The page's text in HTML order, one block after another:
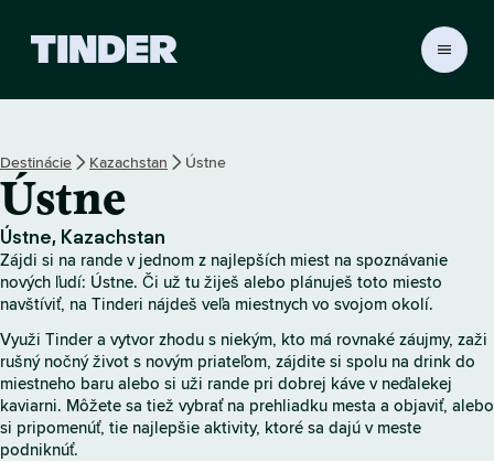
s
b
r
a
o
v
k
a
T
Destinácie Kazachstan Ústne
Ústne
Ústne, Kazachstan
Zájdi si na rande v jednom z najlepších miest na spoznávanie
nových ľudí: Ústne. Či už tu žiješ alebo plánuješ toto miesto
navštíviť, na Tinderi nájdeš veľa miestnych vo svojom okolí.
Využi Tinder a vytvor zhodu s niekým, kto má rovnaké záujmy, zaži
rušný nočný život s novým priateľom, zájdite si spolu na drink do
miestneho baru alebo si uži rande pri dobrej káve v neďalekej
kaviarni. Môžete sa tiež vybrať na prehliadku mesta a objaviť, alebo
si pripomenúť, tie najlepšie aktivity, ktoré sa dajú v meste
podniknúť.